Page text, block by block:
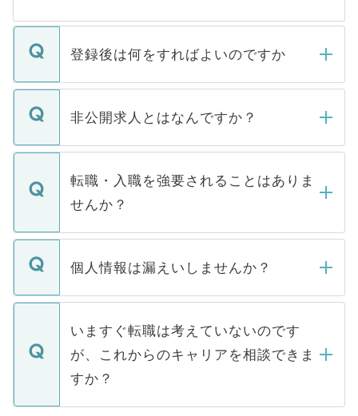
登録後は何をすればよいのですか
ご登録いただきましたら、弊社担当者がご
登録内容を確認し、その後メールもしくは
ます。通常、5営業日以内にはご連絡をせて
いただきますので、しばらくお待ちくださ
非公開求人とはなんですか？
マイナビDOCTORで取り扱っている求人の
うち約3割は、Webサイトからご覧いただ
けない「非公開求人」です。非公開求人は
下記の理由によって、一般には公開してい
ません。
■応募殺到を避けるため 人気のある医療機
関を公にしてしまうと、応募が殺到する場
に、医療機関が求める条件に合った人材の
みを人材紹介会社に依頼するケースが増え
ています。
転職・入職を強要されることはありま
せんか？
転職・入職を強要することは一切ありませ
ん。また、仮に応募先から内定をいただい
定を承諾する必要はありません。内定先へ
の辞退の連絡はキャリアパートナーが行い
個人情報は漏えいしませんか？
個人情報が漏えいすることはありませんの
で、ご安心ください。当サイトからの登録
などで収集したご登録者様の個人情報は、
ご本人のキャリアアップおよび転職活動の
支援を目的に使用いたします。お預かりし
ているすべての個人データはご本人の許可
いますぐ転職は考えていないのです
が、これからのキャリアを相談できま
すか？